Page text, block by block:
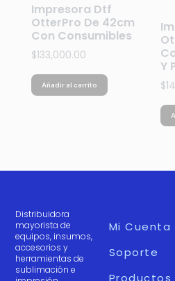
Impresora Dtf
OtterPro De 42cm
Con Consumibles
$133,000.00
Añadir al carrito
Y
$
Distribuidora
mayorista de
equipos, insumos,
accesorios y
herramientas de
sublimación e
Mi Cuenta
Soporte
Productos